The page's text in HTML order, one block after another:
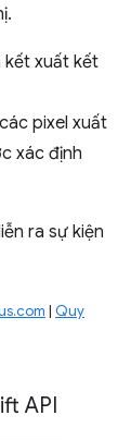
kết xuất kết
pixel xuất
xác định
ra sự kiện
| Quy
API